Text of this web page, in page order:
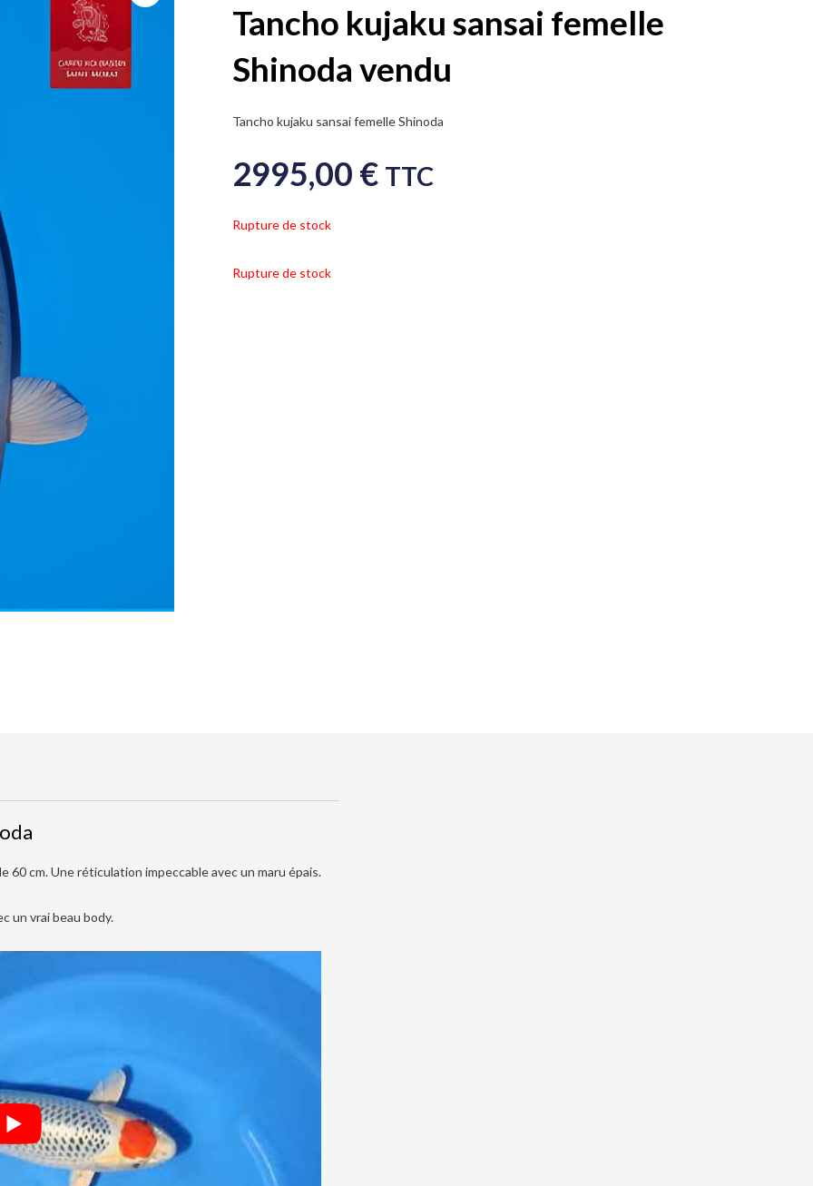
Tancho kujaku sansai femelle
Shinoda vendu
Tancho kujaku sansai femelle Shinoda
2995,00 € TTC
Rupture de stock
Rupture de stock
60 cm. Une réticulation impeccable avec un maru épais.
un vrai beau body.